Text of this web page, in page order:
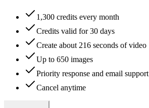
1,300 credits every month
Credits valid for 30 days
Create about 216 seconds of video
Up to 650 images
Priority response and email support
Cancel anytime